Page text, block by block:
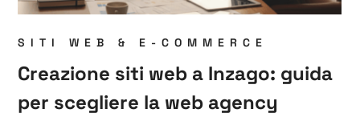
SITI WEB & E-COMMERCE
Creazione siti web a Inzago: guida
per scegliere la web agency